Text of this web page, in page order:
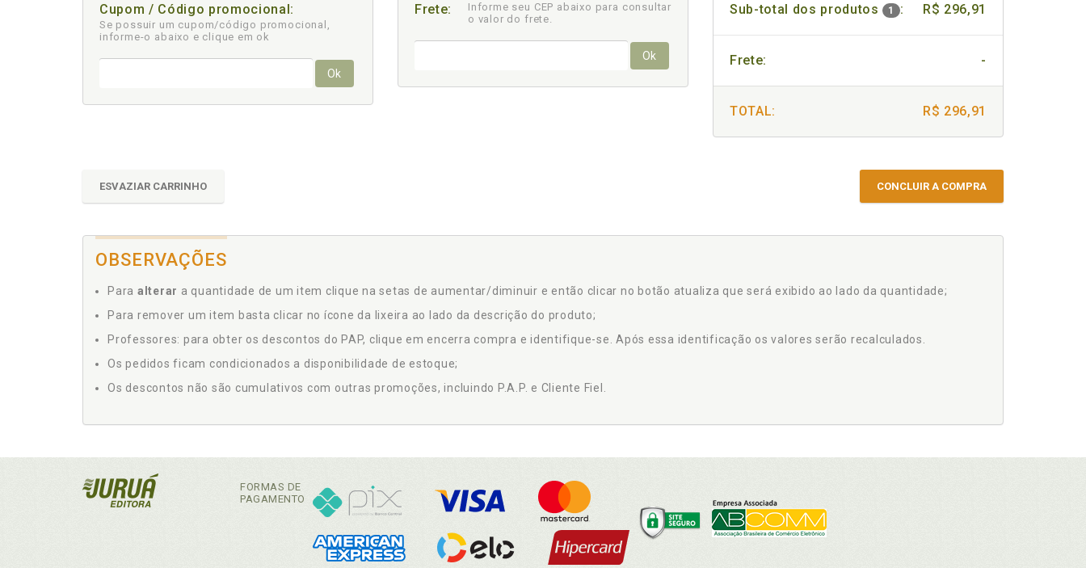
Cupom / Código promocional:
Se possuir um cupom/código promocional,
informe-o abaixo e clique em ok
Ok
Frete:
Informe seu CEP abaixo para consultar
o valor do frete.
Ok
Sub-total dos produtos 1 : R$ 296,91
Frete: -
TOTAL: R$ 296,91
ESVAZIAR CARRINHO CONCLUIR A COMPRA
OBSERVAÇÕES
Para alterar a quantidade de um item clique na setas de aumentar/diminuir e então clicar no botão atualiza que será exibido ao lado da quantidade;
Para remover um item basta clicar no ícone da lixeira ao lado da descrição do produto;
Professores: para obter os descontos do PAP, clique em encerra compra e identifique-se. Após essa identificação os valores serão recalculados.
Os pedidos ficam condicionados a disponibilidade de estoque;
Os descontos não são cumulativos com outras promoções, incluindo P.A.P. e Cliente Fiel.
FORMAS DE
PAGAMENTO